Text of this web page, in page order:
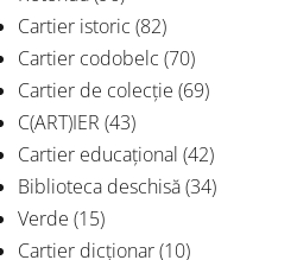
Cartier istoric (82)
Cartier codobelc (70)
Cartier de colecție (69)
C(ART)IER (43)
Cartier educațional (42)
Biblioteca deschisă(34)
Verde (15)
Cartier dicționar(10)